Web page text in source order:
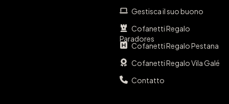
Gestisca il suo buono
Cofanetti Regalo
Paradores
Cofanetti Regalo Pestana
Cofanetti Regalo Vila Galé
Contatto